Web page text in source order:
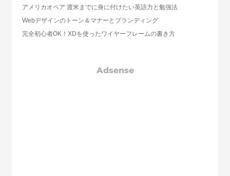
アメリカオペア 渡米までに身に付けたい英語力と勉強法
Webデザインのトーン＆マナーとブランディング
完全初心者OK！XDを使ったワイヤーフレームの書き方
Adsense